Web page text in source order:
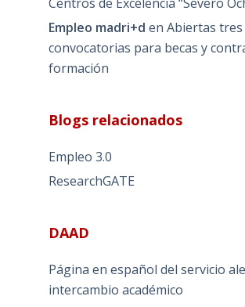
Empleo madri+d en Abiertas tres
convocatorias para becas y
formación
Blogs relacionados
Empleo 3.0
ResearchGATE
DAAD
Página en español del servicio
intercambio académico